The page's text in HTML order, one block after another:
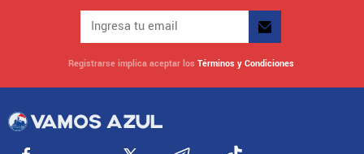
Registrarse implica aceptar los Términos y Condiciones